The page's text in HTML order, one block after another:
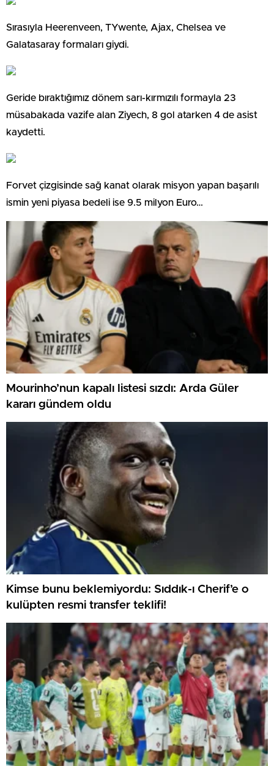
Sırasıyla Heerenveen, TYwente, Ajax, Chelsea ve
Galatasaray formaları giydi.
Geride bıraktığımız dönem sarı-kırmızılı formayla 23
müsabakada vazife alan Ziyech, 8 gol atarken 4 de asist
kaydetti.
Forvet çizgisinde sağ kanat olarak misyon yapan başarılı
ismin yeni piyasa bedeli ise 9.5 milyon Euro…
Mourinho’nun kapalı listesi sızdı: Arda Güler
kararı gündem oldu
Kimse bunu beklemiyordu: Sıddık-ı Cherif’e o
kulüpten resmi transfer teklifi!